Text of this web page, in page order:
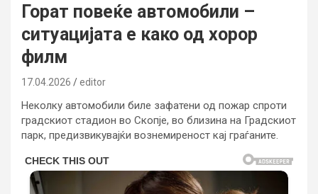
Горат повеќе автомобили –
ситуацијата е како од хорор
филм
17.04.2026 editor
Неколку автомобили биле зафатени од пожар спроти
градскиот стадион во Скопје, во близина на Градскиот
парк, предизвикувајќи вознемиреност кај граѓаните.